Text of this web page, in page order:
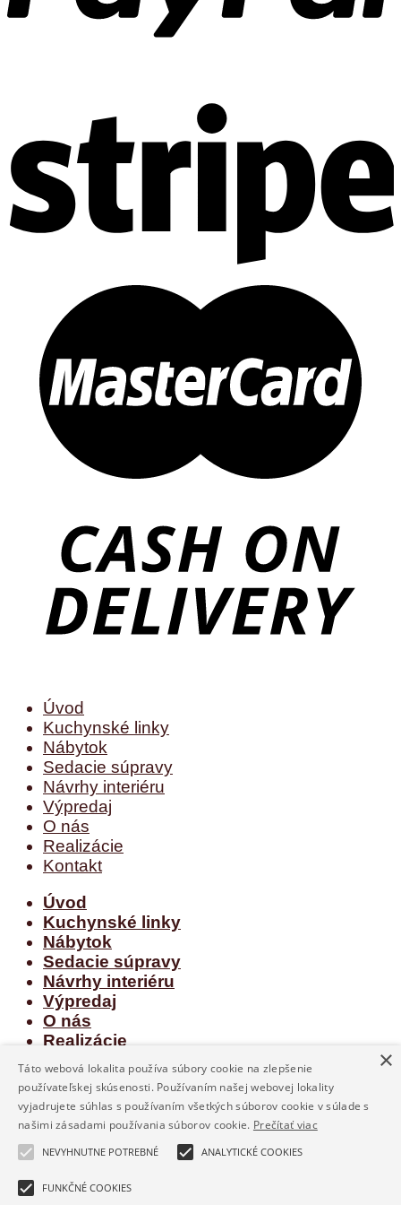
Úvod
Kuchynské linky
Nábytok
Sedacie súpravy
Návrhy interiéru
Výpredaj
O nás
Realizácie
Kontakt
Úvod
Kuchynské linky
Nábytok
Sedacie súpravy
Návrhy interiéru
Výpredaj
O nás
Realizácie
Kontakt
Prihlásenie
Používateľské meno alebo e-mailová adresa
Heslo
×
Táto webová lokalita používa súbory cookie na zlepšenie
používateľskej skúsenosti. Používaním našej webovej lokality
vyjadrujete súhlas s používaním všetkých súborov cookie v súlade s
našimi zásadami používania súborov cookie. Prečítať viac
NEVYHNUTNE POTREBNÉ ANALYTICKÉ COOKIES
FUNKČNÉ COOKIES